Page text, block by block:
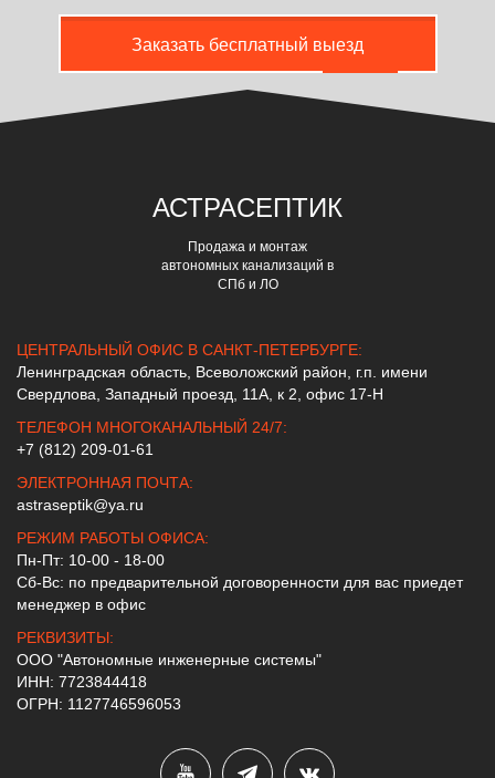
Заказать бесплатный выезд
АСТРАСЕПТИК
Продажа и монтаж
автономных канализаций в
СПб и ЛО
ЦЕНТРАЛЬНЫЙ ОФИС В САНКТ-ПЕТЕРБУРГЕ:
Ленинградская область, Всеволожский район, г.п. имени
Свердлова, Западный проезд, 11А, к 2, офис 17-Н
ТЕЛЕФОН МНОГОКАНАЛЬНЫЙ 24/7:
+7 (812) 209-01-61
ЭЛЕКТРОННАЯ ПОЧТА:
astraseptik@ya.ru
РЕЖИМ РАБОТЫ ОФИСА:
Пн-Пт: 10-00 - 18-00
Сб-Вс: по предварительной договоренности для вас приедет
менеджер в офис
РЕКВИЗИТЫ:
ООО "Автономные инженерные системы"
ИНН: 7723844418
ОГРН: 1127746596053